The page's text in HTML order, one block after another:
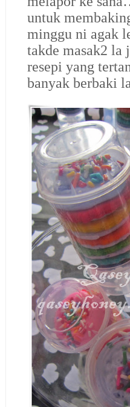
untuk
minggu ni agak
takde masak2
resepi yang
banyak berbaki